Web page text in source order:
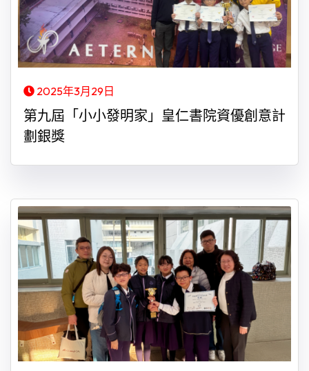
2025年3月29日
第九屆「小小發明家」皇仁書院資優創意計
劃銀獎